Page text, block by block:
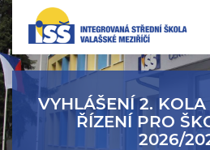
VYHLÁŠENÍ 2.
ŘÍZENÍ PRO
2026/